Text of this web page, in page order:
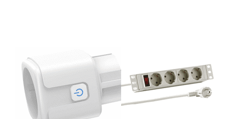
Wifi Steckdose zur
Steuerung von
Ladeschränken
Ladezeiten per Handy steuern
Steckdosenleiste, 4
Schukostecker
Stromverteiler schwarz/lichtgrau
für den 10 Zoll Schrank